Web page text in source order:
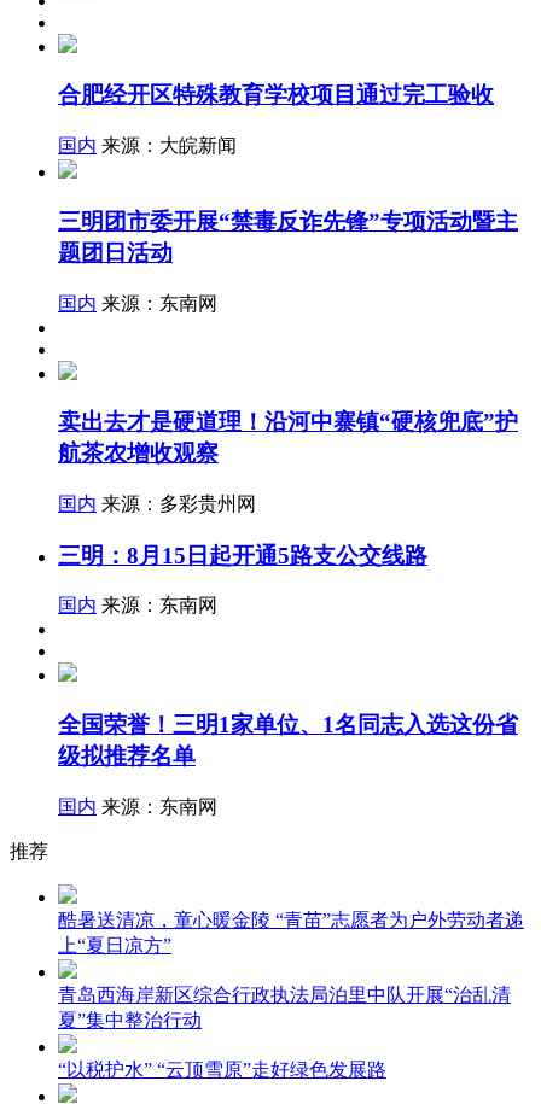
合肥经开区特殊教育学校项目通过完工验收
国内 来源：大皖新闻
三明团市委开展“禁毒反诈先锋”专项活动暨主
题团日活动
国内 来源：东南网
卖出去才是硬道理！沿河中寨镇“硬核兜底”护
航茶农增收观察
国内 来源：多彩贵州网
三明：8月15日起开通5路支公交线路
国内 来源：东南网
全国荣誉！三明1家单位、1名同志入选这份省
级拟推荐名单
国内 来源：东南网
推荐
酷暑送清凉，童心暖金陵 “青苗”志愿者为户外劳动者递
上“夏日凉方”
青岛西海岸新区综合行政执法局泊里中队开展“治乱清
夏”集中整治行动
“以税护水” “云顶雪原”走好绿色发展路